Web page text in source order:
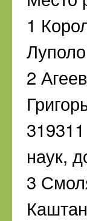
1
2
наук,
3